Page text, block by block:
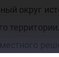
округ